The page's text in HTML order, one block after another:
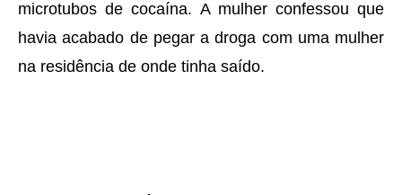
microtubos de cocaína. A mulher confessou que
havia acabado de pegar a droga com uma mulher
na residência de onde tinha saído.